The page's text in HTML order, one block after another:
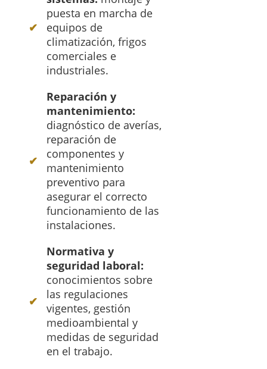
puesta en marcha de
equipos de
climatización, frigos
comerciales e
industriales.
Reparación y
mantenimiento:
diagnóstico de averías,
reparación de
componentes y
mantenimiento
preventivo para
asegurar el correcto
funcionamiento de las
instalaciones.
Normativa y
seguridad laboral:
conocimientos sobre
las regulaciones
vigentes, gestión
medioambiental y
medidas de seguridad
en el trabajo.